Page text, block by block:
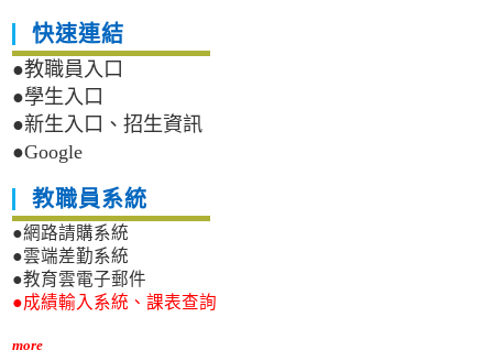
快速連結
●教職員入口
●學生入口
●新生入口、招生資訊
●Google
教職員系統
●網路請購系統
●雲端差勤系統
●教育雲電子郵件
●成績輸入系統、課表查詢
more